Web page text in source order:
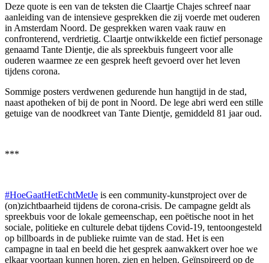
Deze quote is een van de teksten die Claartje Chajes schreef naar
aanleiding van de intensieve gesprekken die zij voerde met ouderen
in Amsterdam Noord. De gesprekken waren vaak rauw en
confronterend, verdrietig. Claartje ontwikkelde een fictief personage
genaamd Tante Dientje, die als spreekbuis fungeert voor alle
ouderen waarmee ze een gesprek heeft gevoerd over het leven
tijdens corona.
Sommige posters verdwenen gedurende hun hangtijd in de stad,
naast apotheken of bij de pont in Noord. De lege abri werd een stille
getuige van de noodkreet van Tante Dientje, gemiddeld 81 jaar oud.
***
#HoeGaatHetEchtMetJe is een community-kunstproject over de
(on)zichtbaarheid tijdens de corona-crisis. De campagne geldt als
spreekbuis voor de lokale gemeenschap, een poëtische noot in het
sociale, politieke en culturele debat tijdens Covid-19, tentoongesteld
op billboards in de publieke ruimte van de stad. Het is een
campagne in taal en beeld die het gesprek aanwakkert over hoe we
elkaar voortaan kunnen horen, zien en helpen. Geïnspireerd op de